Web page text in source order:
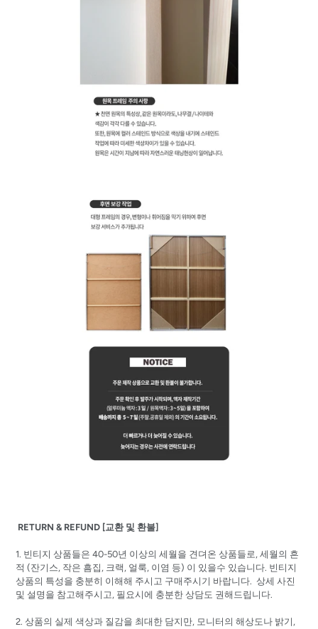
RETURN & REFUND [교환 및 환불]
1. 빈티지 상품들은 40-50년 이상의 세월을 견뎌온 상품들로, 세월의 흔
적 (잔기스, 작은 흠집, 크랙, 얼룩, 이염 등) 이 있을수 있습니다. 빈티지
상품의 특성을 충분히 이해해 주시고 구매주시기 바랍니다. 상세 사진
및 설명을 참고해주시고, 필요시에 충분한 상담도 권해드립니다.
2. 상품의 실제 색상과 질감을 최대한 담지만, 모니터의 해상도나 밝기,